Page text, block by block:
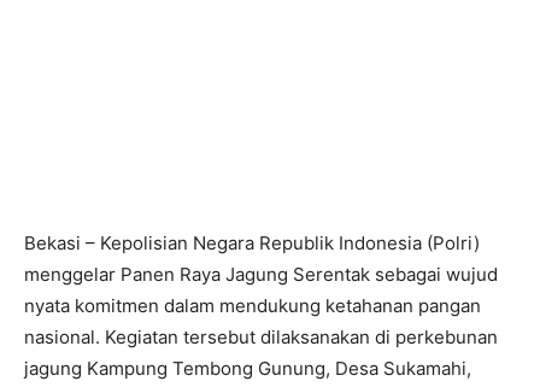
Bekasi – Kepolisian Negara Republik Indonesia (Polri)
menggelar Panen Raya Jagung Serentak sebagai wujud
nyata komitmen dalam mendukung ketahanan pangan
nasional. Kegiatan tersebut dilaksanakan di perkebunan
jagung Kampung Tembong Gunung, Desa Sukamahi,